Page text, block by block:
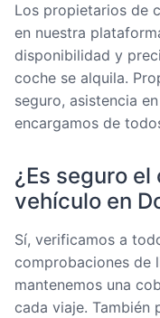
Los propietarios de
en nuestra
disponibilidad y
coche se alquila.
seguro, asistencia
encargamos de
¿Es seguro
vehículo en
Sí, verificamos a
comprobaciones de
mantenemos una
cada viaje. También